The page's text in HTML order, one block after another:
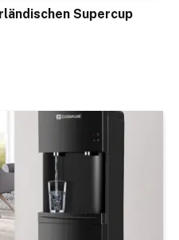
Supercup